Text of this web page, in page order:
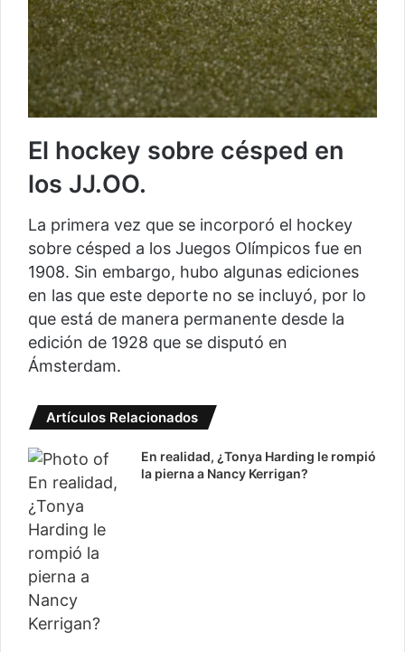
El hockey sobre césped en
los JJ.OO.
La primera vez que se incorporó el hockey
sobre césped a los Juegos Olímpicos fue en
1908. Sin embargo, hubo algunas ediciones
en las que este deporte no se incluyó, por lo
que está de manera permanente desde la
edición de 1928 que se disputó en
Ámsterdam.
Artículos Relacionados
En realidad, ¿Tonya Harding le rompió
la pierna a Nancy Kerrigan?